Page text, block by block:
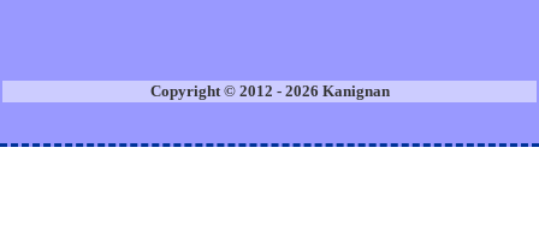
Copyright © 2012 - 2026 Kanignan